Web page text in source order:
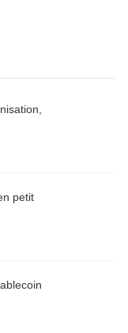
petit